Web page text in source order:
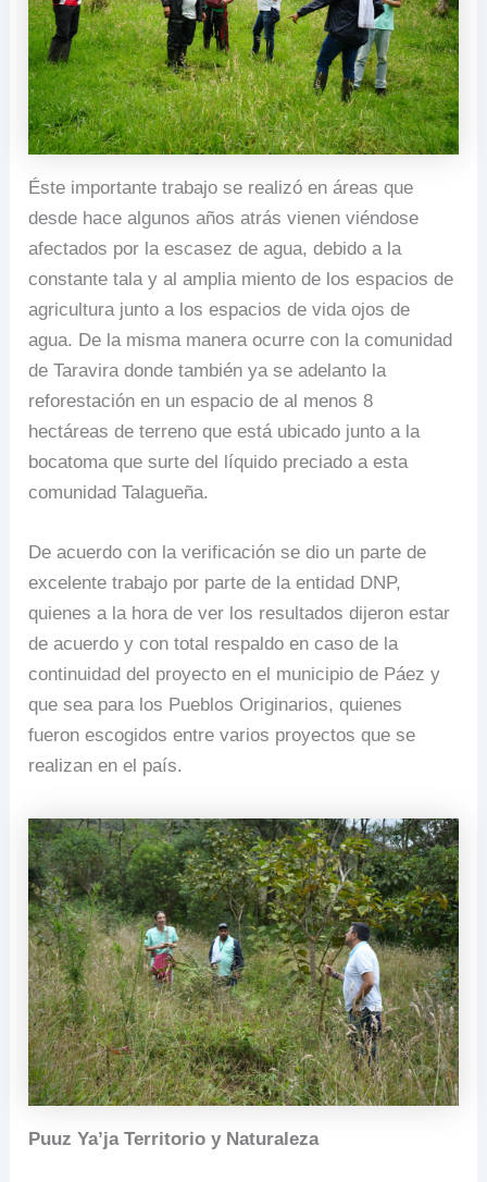
Éste importante trabajo se realizó en áreas que
desde hace algunos años atrás vienen viéndose
afectados por la escasez de agua, debido a la
constante tala y al amplia miento de los espacios de
agricultura junto a los espacios de vida ojos de
agua. De la misma manera ocurre con la comunidad
de Taravira donde también ya se adelanto la
reforestación en un espacio de al menos 8
hectáreas de terreno que está ubicado junto a la
bocatoma que surte del líquido preciado a esta
comunidad Talagueña.
De acuerdo con la verificación se dio un parte de
excelente trabajo por parte de la entidad DNP,
quienes a la hora de ver los resultados dijeron estar
de acuerdo y con total respaldo en caso de la
continuidad del proyecto en el municipio de Páez y
que sea para los Pueblos Originarios, quienes
fueron escogidos entre varios proyectos que se
realizan en el país.
Puuz Ya’ja Territorio y Naturaleza